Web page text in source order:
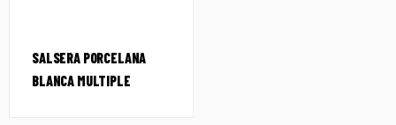
SALSERA PORCELANA
BLANCA MULTIPLE